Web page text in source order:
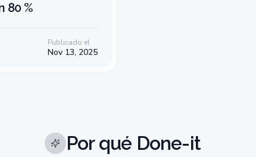
80 %
Publicado el
Nov 13, 2025
Por qué Done-it